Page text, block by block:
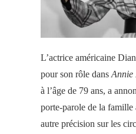
L’actrice américaine
pour son rôle dans Annie
à l’âge de 79 ans, a
porte-parole de la famille
autre précision sur les